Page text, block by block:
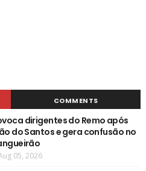
COMMENTS
dirigentes do Remo após
do Santos e gera confusão no
05, 2026